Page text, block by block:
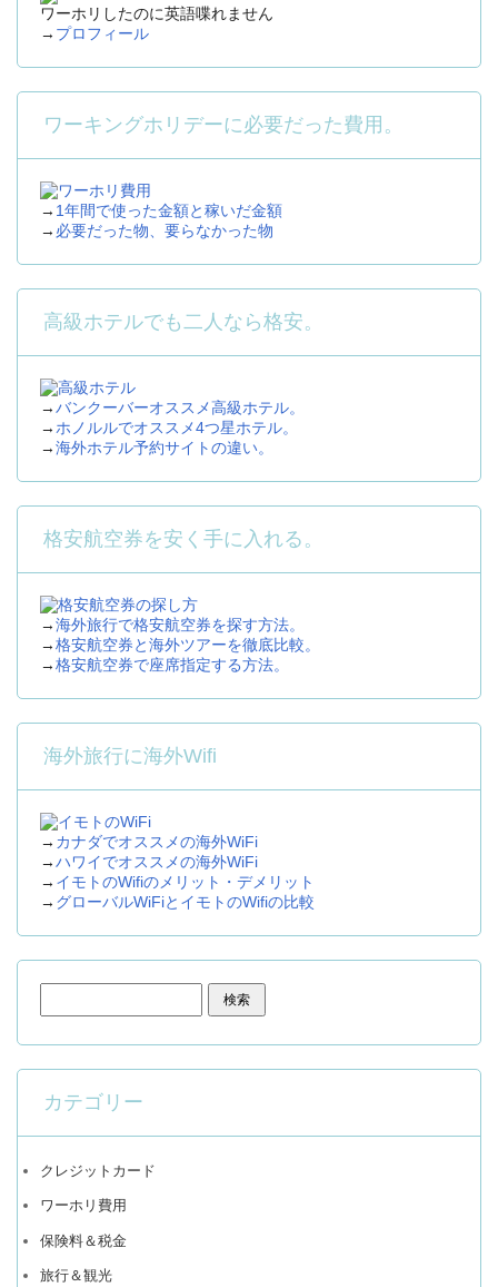
ワーホリしたのに英語喋れません
→ プロフィール
ワーキングホリデーに必要だった費用。
→ 1年間で使った金額と稼いだ金額
→ 必要だった物、要らなかった物
高級ホテルでも二人なら格安。
→バンクーバーオススメ高級ホテル。
→ ホノルルでオススメ4つ星ホテル。
→海外ホテル予約サイトの違い。
格安航空券を安く手に入れる。
→海外旅行で格安航空券を探す方法。
→格安航空券と海外ツアーを徹底比較。
→格安航空券で座席指定する方法。
海外旅行に海外Wifi
→ カナダでオススメの海外WiFi
→ハワイでオススメの海外WiFi
→ イモトのWifiのメリット・デメリット
→ グローバルWiFiとイモトのWifiの比較
カテゴリー
クレジットカード
ワーホリ費用
保険料＆税金
旅行＆観光